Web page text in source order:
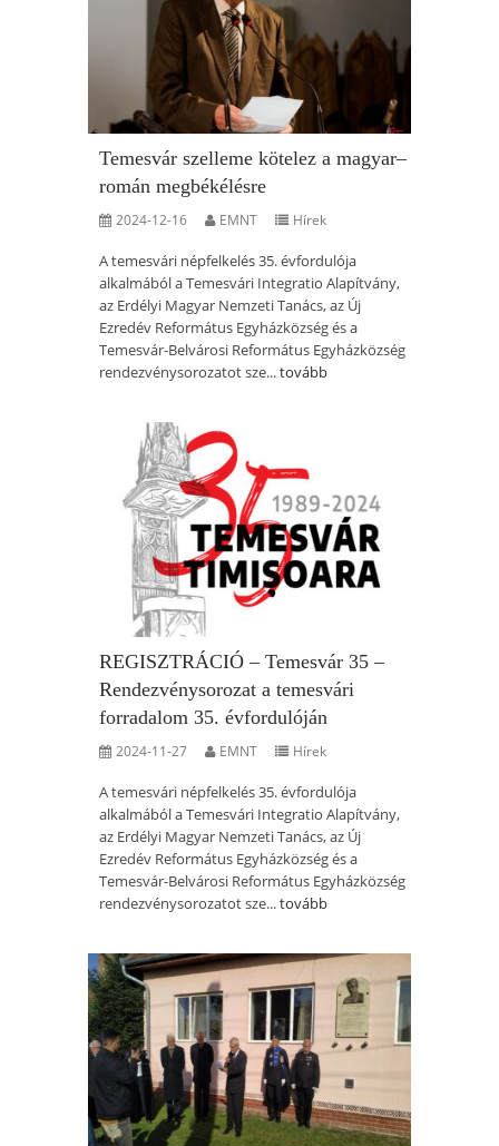
Temesvár szelleme kötelez a magyar–
román megbékélésre
2024-12-16 EMNT Hírek
A temesvári népfelkelés 35. évfordulója
alkalmából a Temesvári Integratio Alapítvány,
az Erdélyi Magyar Nemzeti Tanács, az Új
Ezredév Református Egyházközség és a
Temesvár-Belvárosi Református Egyházközség
rendezvénysorozatot sze...tovább
REGISZTRÁCIÓ – Temesvár 35 –
Rendezvénysorozat a temesvári
forradalom 35. évfordulóján
2024-11-27 EMNT Hírek
A temesvári népfelkelés 35. évfordulója
alkalmából a Temesvári Integratio Alapítvány,
az Erdélyi Magyar Nemzeti Tanács, az Új
Ezredév Református Egyházközség és a
Temesvár-Belvárosi Református Egyházközség
rendezvénysorozatot sze...tovább